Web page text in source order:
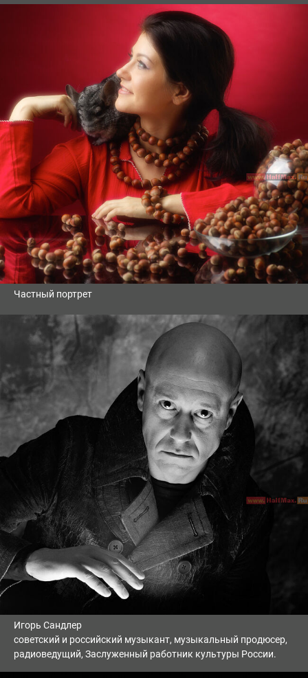
Частный портрет
Игорь Сандлер
советский и российский музыкант, музыкальный продюсер,
радиоведущий, Заслуженный работник культуры России.